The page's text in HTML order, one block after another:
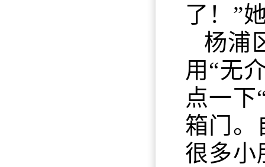
了！”
杨浦
用“无
点一下
箱门。
很多小